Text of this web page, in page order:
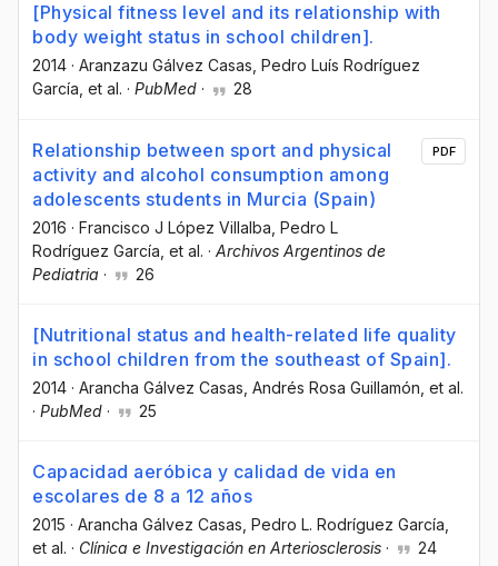
[Physical fitness level and its relationship with
body weight status in school children].
2014 · Aranzazu Gálvez Casas , Pedro Luís Rodríguez
García , et al. · PubMed · 28
Relationship between sport and physical
activity and alcohol consumption among
adolescents students in Murcia (Spain)
2016 · Francisco J López Villalba , Pedro L
Rodríguez García , et al. · Archivos Argentinos de
Pediatria · 26
PDF
[Nutritional status and health-related life quality
in school children from the southeast of Spain].
2014 · Arancha Gálvez Casas , Andrés Rosa Guillamón , et al.
· PubMed · 25
Capacidad aeróbica y calidad de vida en
escolares de 8 a 12 años
2015 · Arancha Gálvez Casas , Pedro L. Rodríguez García
et al. · Clínica e Investigación en Arteriosclerosis · 24